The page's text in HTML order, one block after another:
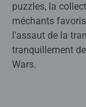
puzzles, la
méchants
l'assaut de la
tranquillement
Wars.